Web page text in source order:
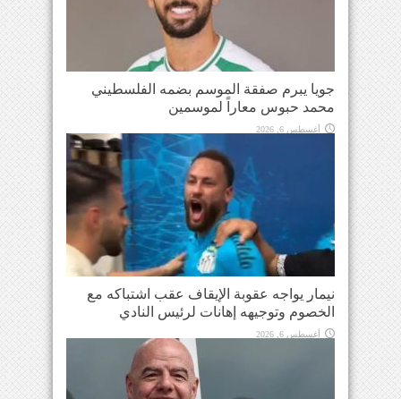
جويا يبرم صفقة الموسم بضمه الفلسطيني
محمد حبوس معاراً لموسمين
أغسطس 6, 2026
نيمار يواجه عقوبة الإيقاف عقب اشتباكه مع
الخصوم وتوجيهه إهانات لرئيس النادي
أغسطس 6, 2026